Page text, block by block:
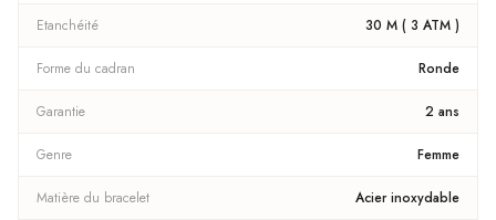
Etanchéité 30 M ( 3 ATM )
Forme du cadran Ronde
Garantie 2 ans
Genre Femme
Matière du bracelet Acier inoxydable